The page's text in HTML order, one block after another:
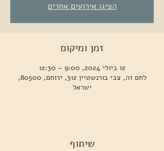
הציגו אירועים אחרים
זמן ומיקום
12 ביולי 2024, 9:00 – 12:30
לחם זה, צבי בורנשטיין 312, ירוחם, 80500,
ישראל
שיתוף